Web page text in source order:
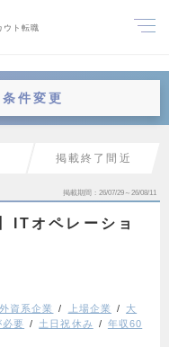
ウト転職
条件変更
掲載終了間近
掲載期間 26/07/29～26/08/11
ITオペレーショ
外資系企業 上場企業
大
必要 土日祝休み
年収60